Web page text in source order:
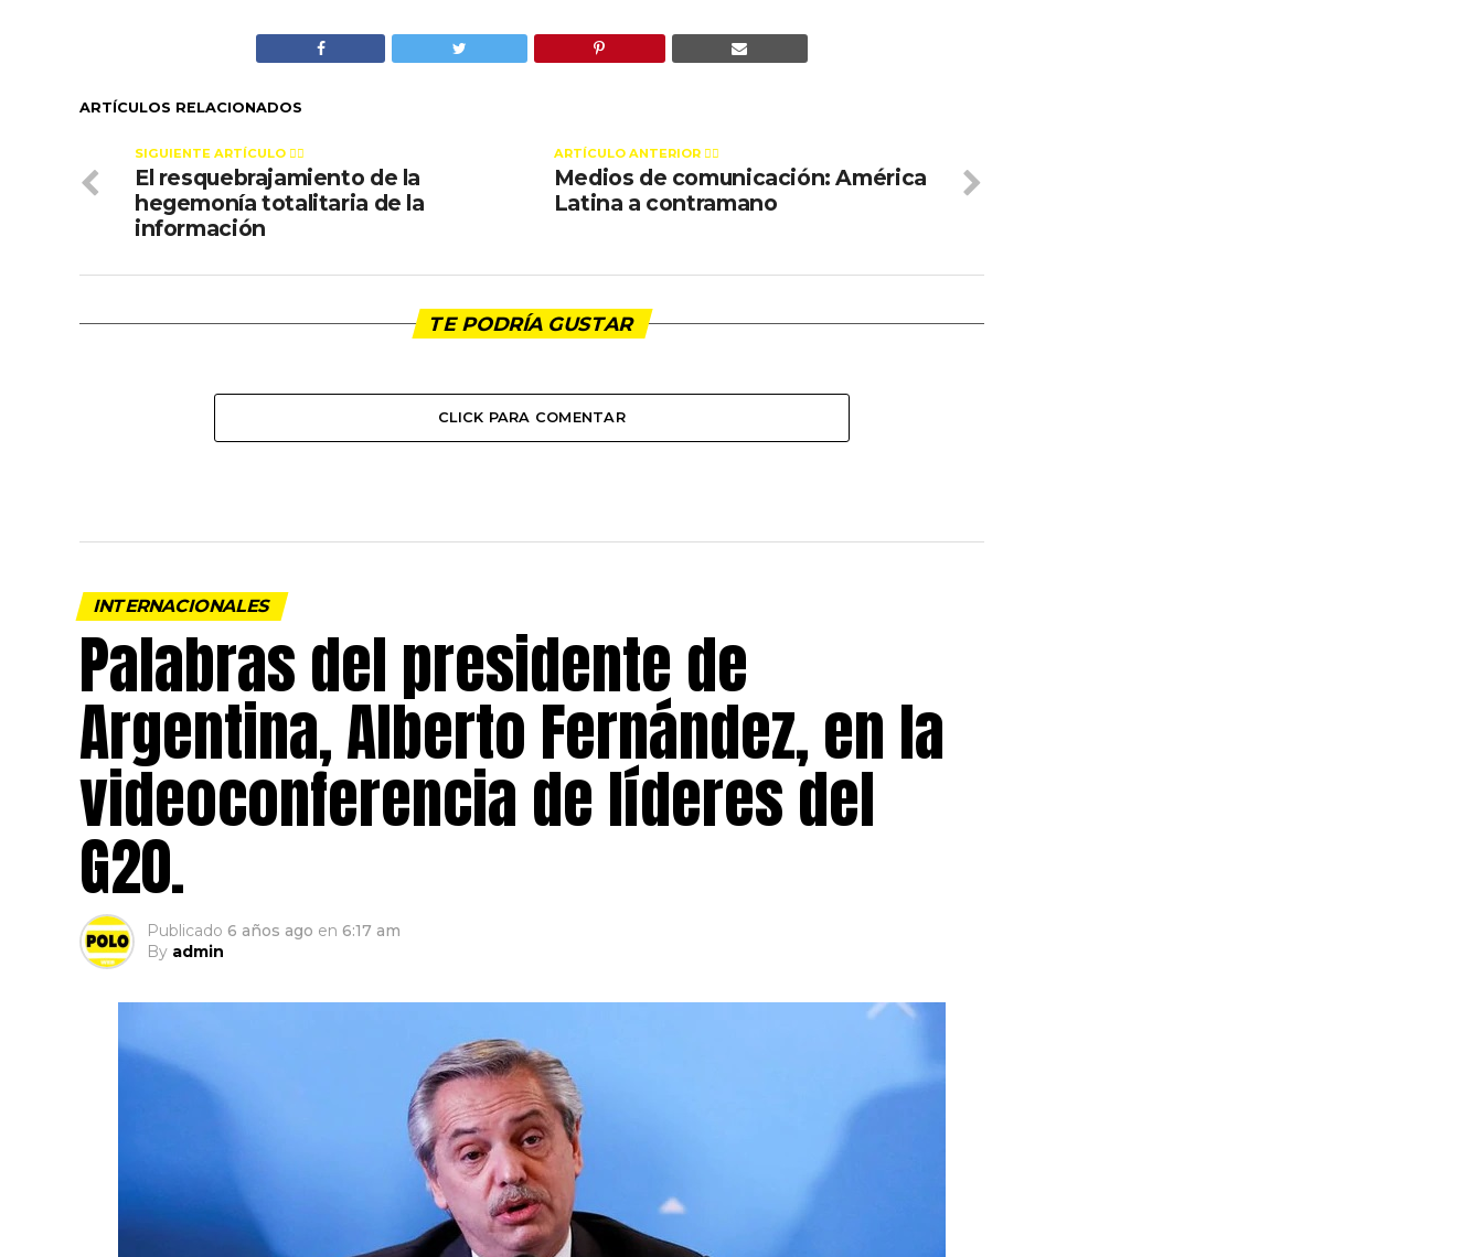
ARTÍCULOS RELACIONADOS
ARTÍCULO ANTERIOR 👉🏻
Medios de comunicación: América
Latina a contramano
SIGUIENTE ARTÍCULO 👈🏻
El resquebrajamiento de la
hegemonía totalitaria de la
información
TE PODRÍA GUSTAR
CLICK PARA COMENTAR
INTERNACIONALES
Palabras del presidente de
Argentina, Alberto Fernández, en la
videoconferencia de líderes del
G20.
Publicado 6 años ago en 6:17 am
By admin